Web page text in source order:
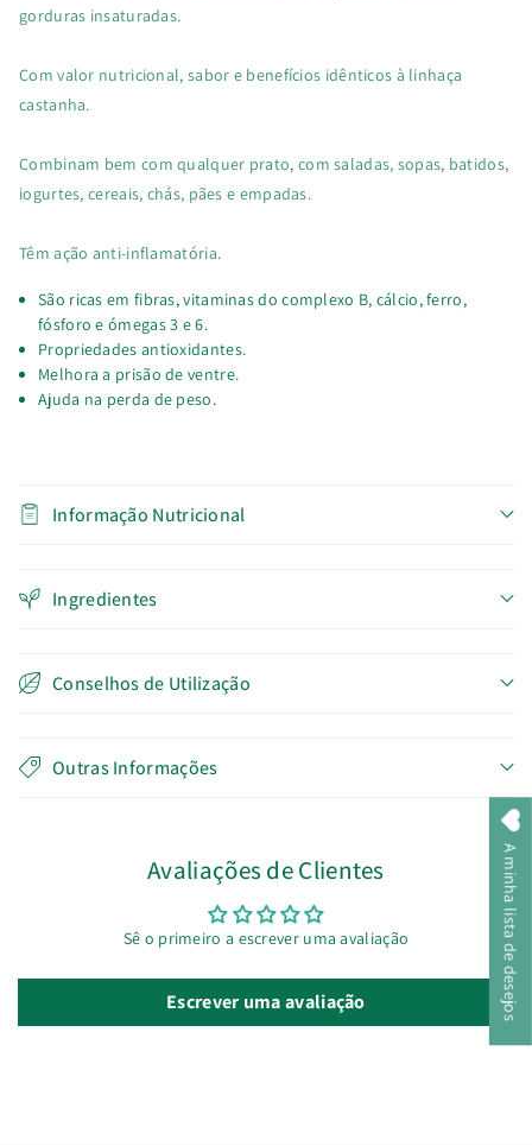
gorduras insaturadas.
Com valor nutricional, sabor e benefícios idênticos à linhaça
castanha.
Combinam bem com qualquer prato, com saladas, sopas, batidos,
iogurtes, cereais, chás, pães e empadas.
Têm ação anti-inflamatória.
São ricas em fibras, vitaminas do complexo B, cálcio, ferro,
fósforo e ómegas 3 e 6.
Propriedades antioxidantes.
Melhora a prisão de ventre.
Ajuda na perda de peso.
Informação Nutricional
Ingredientes
Conselhos de Utilização
Outras Informações
Avaliações de Clientes
Sê o primeiro a escrever uma avaliação
Escrever uma avaliação A minha lista de desejos